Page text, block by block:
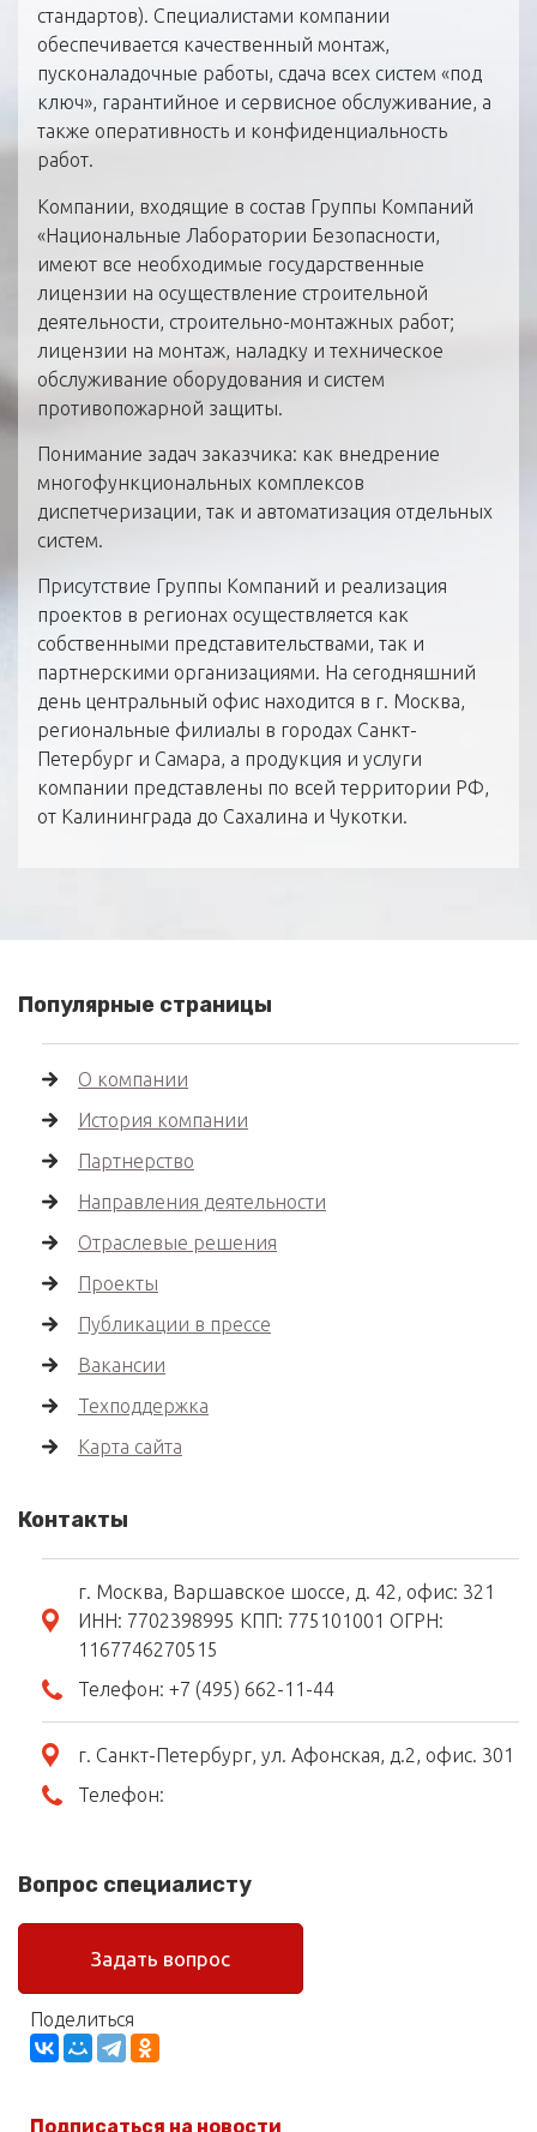
стандартов). Специалистами компании
обеспечивается качественный монтаж,
пусконаладочные работы, сдача всех систем «под
ключ», гарантийное и сервисное обслуживание, а
также оперативность и конфиденциальность
работ.
Компании, входящие в состав Группы Компаний
«Национальные Лаборатории Безопасности,
имеют все необходимые государственные
лицензии на осуществление строительной
деятельности, строительно-монтажных работ;
лицензии на монтаж, наладку и техническое
обслуживание оборудования и систем
противопожарной защиты.
Понимание задач заказчика: как внедрение
многофункциональных комплексов
диспетчеризации, так и автоматизация отдельных
систем.
Присутствие Группы Компаний и реализация
проектов в регионах осуществляется как
собственными представительствами, так и
партнерскими организациями. На сегодняшний
день центральный офис находится в г. Москва,
региональные филиалы в городах Санкт-
Петербург и Самара, а продукция и услуги
компании представлены по всей территории РФ,
от Калининграда до Сахалина и Чукотки.
Популярные страницы
О компании
История компании
Партнерство
Направления деятельности
Отраслевые решения
Проекты
Публикации в прессе
Вакансии
Техподдержка
Карта сайта
Контакты
г. Москва, Варшавское шоссе, д. 42, офис: 321
ИНН: 7702398995 КПП: 775101001 ОГРН:
1167746270515
Телефон: +7 (495) 662-11-44
г. Санкт-Петербург, ул. Афонская, д.2, офис. 301
Телефон:
Вопрос специалисту
Задать вопрос
Поделиться
Подписаться на новости